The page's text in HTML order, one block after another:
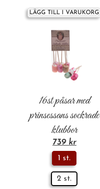
LÄGG TILL I VARUKORG
16st påsar med
prinsessans sockrade
klubbor
739 kr
1 st.
2 st.